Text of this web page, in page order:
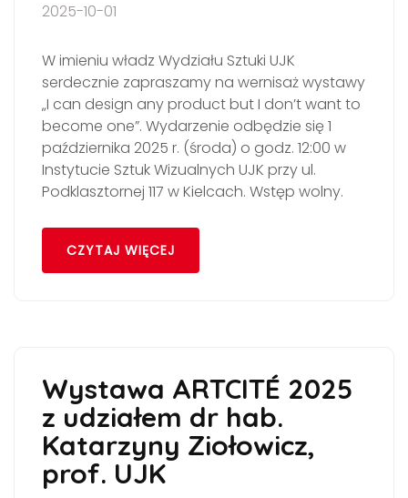
2025-10-01
W imieniu władz Wydziału Sztuki UJK
serdecznie zapraszamy na wernisaż wystawy
„I can design any product but I don’t want to
become one”. Wydarzenie odbędzie się 1
października 2025 r. (środa) o godz. 12:00 w
Instytucie Sztuk Wizualnych UJK przy ul.
Podklasztornej 117 w Kielcach. Wstęp wolny.
CZYTAJ WIĘCEJ
Wystawa ARTCITÉ 2025
z udziałem dr hab.
Katarzyny Ziołowicz,
prof. UJK